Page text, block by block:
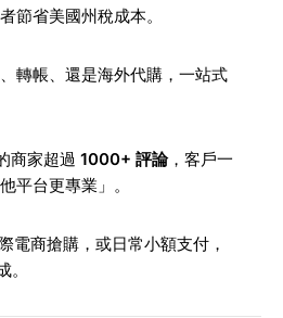
節省美國州稅成本。
轉帳、還是海外代購，一站式
商家超過 1000+ 評論，客戶一
平台更專業」。
電商搶購，或日常小額支付，